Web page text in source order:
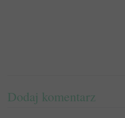
Dodaj komentarz